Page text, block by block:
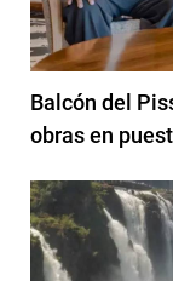
Balcón del
obras en